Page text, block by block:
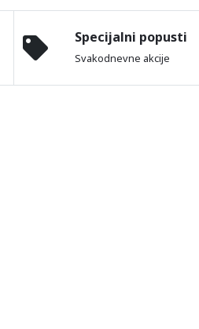
Specijalni popusti
Svakodnevne akcije